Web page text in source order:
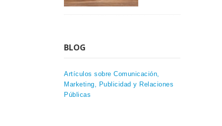
BLOG
Artículos sobre Comunicación,
Marketing, Publicidad y Relaciones
Públicas